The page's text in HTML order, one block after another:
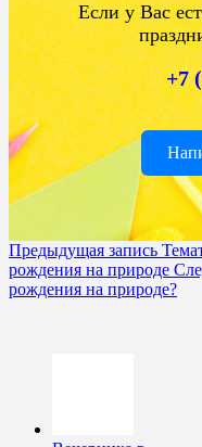
Если у Вас
+7
Предыдущая запись
рождения на природе
рождения на природе?